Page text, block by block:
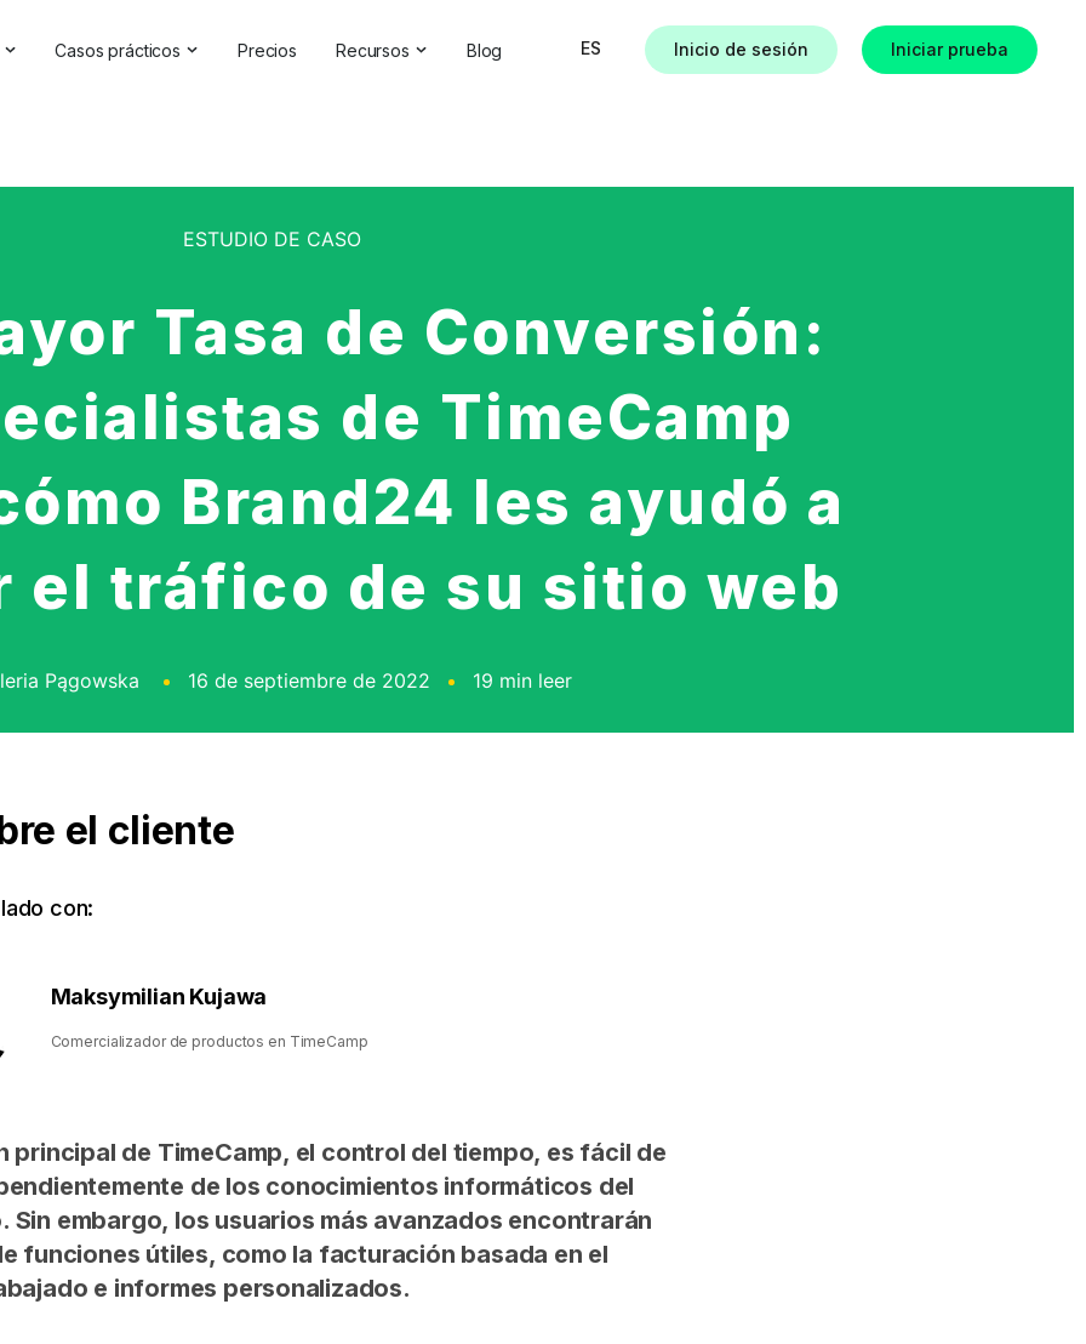
Casos prácticos
Informes exhaustivos
Búsqueda de hashtags
Backlinks Checker
Precios Recursos
Comprobador de marcas
Asóciese con nosotros
Directorio de socios
Blog ES Inicio de sesión Iniciar prueba
ESTUDIO DE CASO
Tasa de Conversión:
de TimeCamp
Brand24 les ayudó a
el tráfico de su sitio web
Pągowska 16 de septiembre de 2022 19 min leer
el cliente
con:
Maksymilian Kujawa
Comercializador de productos en TimeCamp
principal de TimeCamp, el control del tiempo, es fácil de
de los conocimientos informáticos del
Sin embargo, los usuarios más avanzados encontrarán
funciones útiles, como la facturación basada en el
e informes personalizados.